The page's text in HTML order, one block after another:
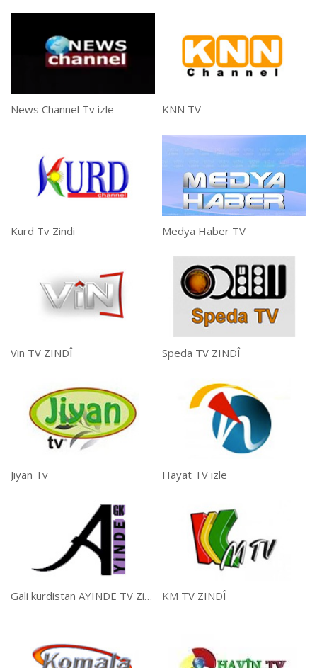
News Channel Tv izle KNN TV
Kurd Tv Zindi Medya Haber TV
Vin TV ZINDÎ Speda TV ZINDÎ
Jiyan Tv Hayat TV izle
Gali kurdistan AYINDE TV Zindi KM TV ZINDÎ